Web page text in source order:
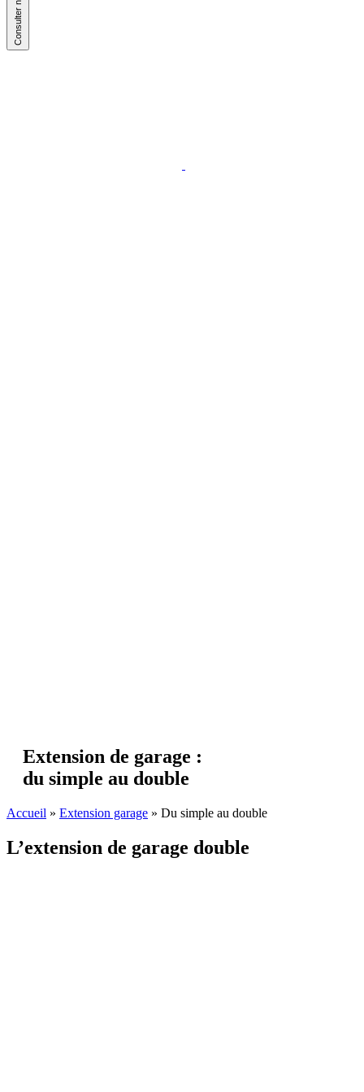
Extension de garage :
du simple au double
Accueil » Extension garage » Du simple au double
L’extension de garage double